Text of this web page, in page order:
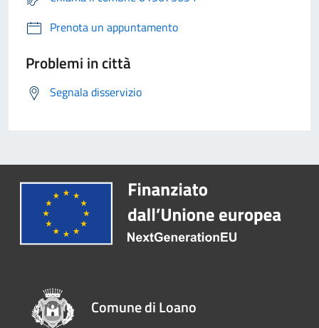
Prenota un appuntamento
Problemi in città
Segnala disservizio
Comune di Loano